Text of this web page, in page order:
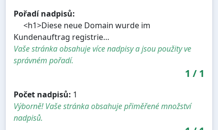
Pořadí nadpisů:
<h1>Diese neue Domain wurde im
Kundenauftrag registrie…
Vaše stránka obsahuje více nadpisy a jsou použity ve
správném pořadí.
1 / 1
Počet nadpisů: 1
Výborně! Vaše stránka obsahuje přiměřené množství
nadpisů.